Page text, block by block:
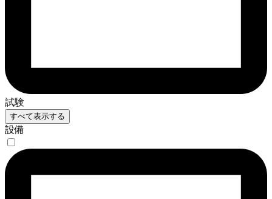
試験
すべて表示する
設備